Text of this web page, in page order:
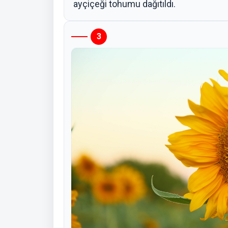
ayçiçeği tohumu dağıtıldı.